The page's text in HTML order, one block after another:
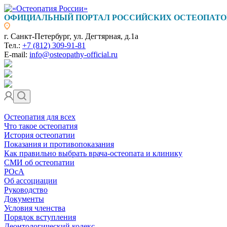
ОФИЦИАЛЬНЫЙ ПОРТАЛ РОССИЙСКИХ
г. Санкт-Петербург, ул. Дегтярная, д.1а
Тел.: +7 (812) 309-91-81
E-mail: info@osteopathy-official.ru
Остеопатия для всех
Что такое остеопатия
История остеопатии
Показания и противопоказания
Как правильно выбрать врача-остеопата и клинику
СМИ об остеопатии
РОсА
Об ассоциации
Руководство
Документы
Условия членства
Порядок вступления